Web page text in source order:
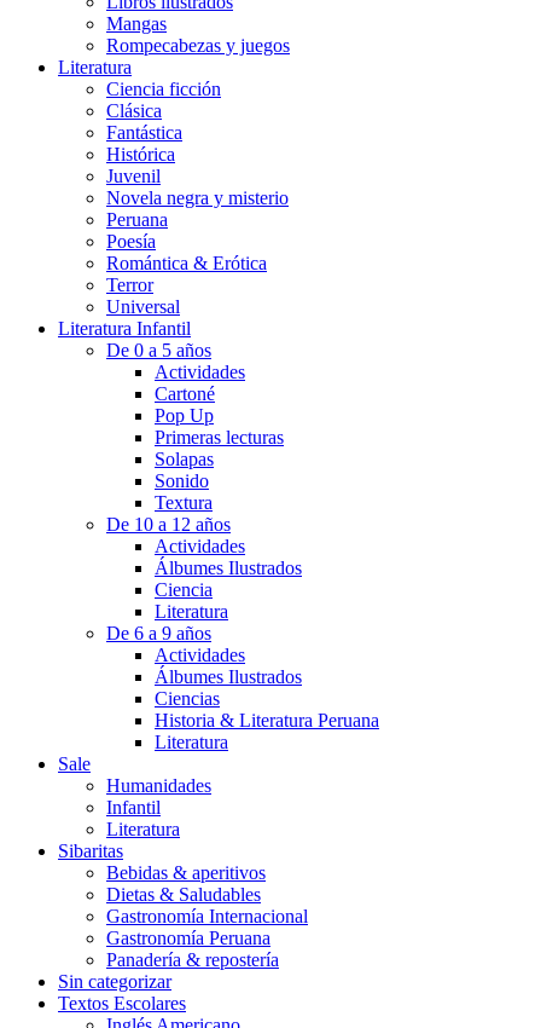
Mangas
Rompecabezas y juegos
Literatura
Ciencia ficción
Clásica
Fantástica
Histórica
Juvenil
Novela negra y misterio
Peruana
Poesía
Romántica & Erótica
Terror
Universal
Literatura Infantil
De 0 a 5 años
Actividades
Cartoné
Pop Up
Primeras lecturas
Solapas
Sonido
Textura
De 10 a 12 años
Actividades
Álbumes Ilustrados
Ciencia
Literatura
De 6 a 9 años
Actividades
Álbumes Ilustrados
Ciencias
Historia & Literatura Peruana
Literatura
Sale
Humanidades
Infantil
Literatura
Sibaritas
Bebidas & aperitivos
Dietas & Saludables
Gastronomía Internacional
Gastronomía Peruana
Panadería & repostería
Sin categorizar
Textos Escolares